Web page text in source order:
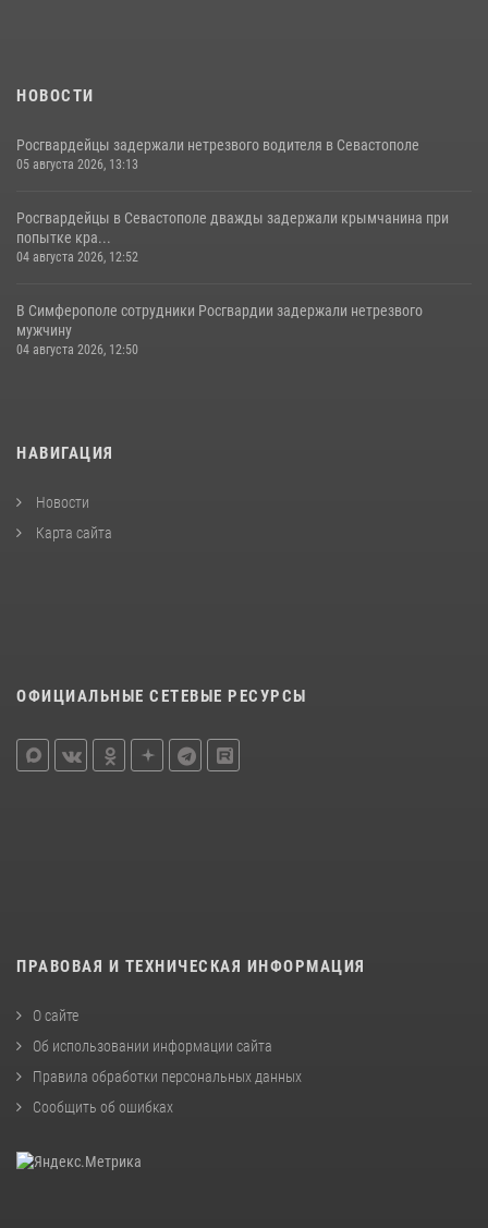
НОВОСТИ
Росгвардейцы задержали нетрезвого водителя в Севастополе
05 августа 2026, 13:13
Росгвардейцы в Севастополе дважды задержали крымчанина при
попытке кра...
04 августа 2026, 12:52
В Симферополе сотрудники Росгвардии задержали нетрезвого
мужчину
04 августа 2026, 12:50
НАВИГАЦИЯ
Новости
Карта сайта
ОФИЦИАЛЬНЫЕ СЕТЕВЫЕ РЕСУРСЫ
ПРАВОВАЯ И ТЕХНИЧЕСКАЯ ИНФОРМАЦИЯ
О сайте
Об использовании информации сайта
Правила обработки персональных данных
Сообщить об ошибках